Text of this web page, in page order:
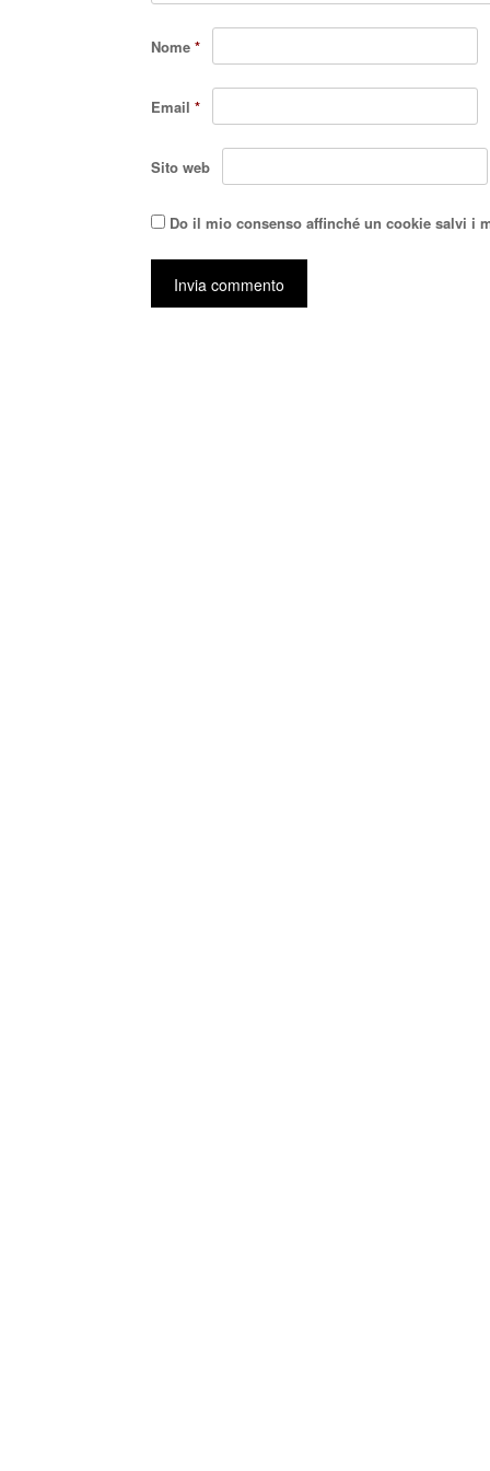
Nome *
Email *
Sito web
Do il mio consenso affinché un cookie salvi i